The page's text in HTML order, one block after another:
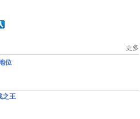
更多
位
之王